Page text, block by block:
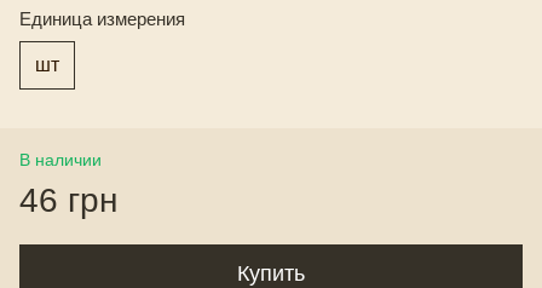
Единица измерения
шт
В наличии
46 грн
Купить